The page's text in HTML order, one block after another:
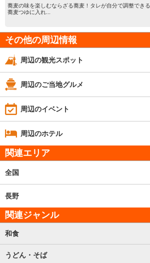
蕎麦の味を楽しむならざる蕎麦！タレが自分で調整で
蕎麦つゆに入れ...
その他の周辺情報
周辺の観光スポット
周辺のご当地グルメ
周辺のイベント
周辺のホテル
関連エリア
全国
長野
関連ジャンル
和食
うどん・そば